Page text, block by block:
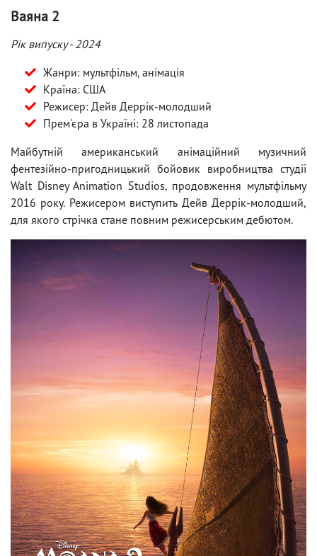
Ваяна 2
Рік випуску - 2024
Жанри: мультфільм, анімація
Країна: США
Режисер: Дейв Деррік-молодший
Прем'єра в Україні: 28 листопада
Майбутній американський анімаційний музичний
фентезійно-пригодницький бойовик виробництва студії
Walt Disney Animation Studios, продовження мультфільму
2016 року. Режисером виступить Дейв Деррік-молодший,
для якого стрічка стане повним режисерським дебютом.